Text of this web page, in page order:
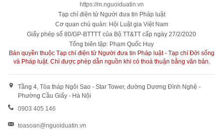
https://m.nguoiduatin.vn
Tạp chí điện tử Người đưa tin Pháp luật
Cơ quan chủ quản: Hội Luật gia Việt Nam
Giấy phép số 80/GP-BTTTT của Bộ TT&TT cấp ngày 27/2/2020
Tổng biên tập: Phạm Quốc Huy
Bản quyền thuộc Tạp chí điện tử Người đưa tin Pháp luật - Tạp chí Đời sống
và Pháp luật. Chỉ được phép dẫn nguồn khi có thoả thuận bằng văn bản.
Tầng 4, Tòa tháp Ngôi Sao - Star Tower, đường Dương Đình Nghệ -
Phường Cầu Giấy - Hà Nội
0903 405 146
toasoan@nguoiduatin.vn